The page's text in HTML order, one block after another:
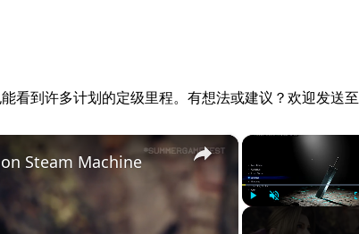
看到许多计划的定级里程。有想法或建议？欢迎发送至
×
Steam Machine